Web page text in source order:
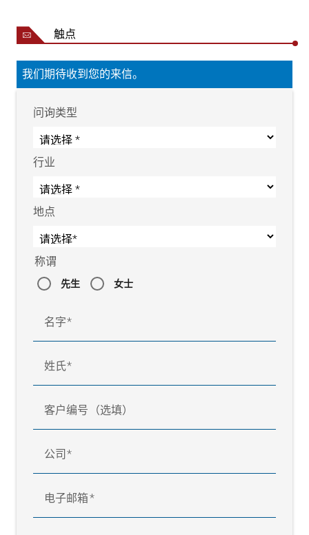
触点
我们期待收到您的来信。
问询类型
行业
地点
称谓
先生 女士
名字
姓氏
客户编号（选填）
公司
电子邮箱